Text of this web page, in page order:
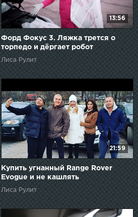
13:56
Форд Фокус 3. Ляжка трется о
торпедо и дёргает робот
Лиса Рулит
21:59
Купить угнанный Range Rover
Evogue и не кашлять
Лиса Рулит